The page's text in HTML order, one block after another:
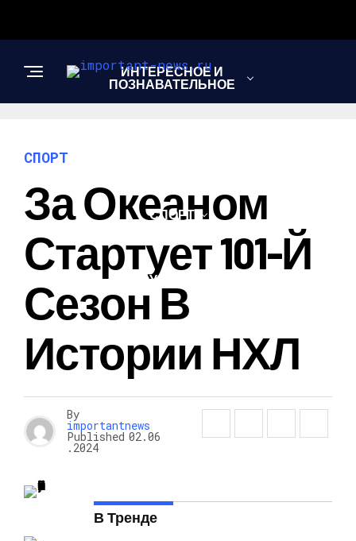
ИНТЕРЕСНОЕ И
ПОЗНАВАТЕЛЬНОЕ
СПОРТ
ШОУ-БИЗНЕС
СПОРТ
За Океаном
Стартует 101-Й
Сезон В
Истории НХЛ
By
importantnews
Published 02.06
.2024
В Тренде